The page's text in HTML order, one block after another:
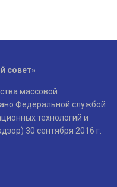
совет»
массовой
Федеральной службой
технологий и
30 сентября 2016 г.